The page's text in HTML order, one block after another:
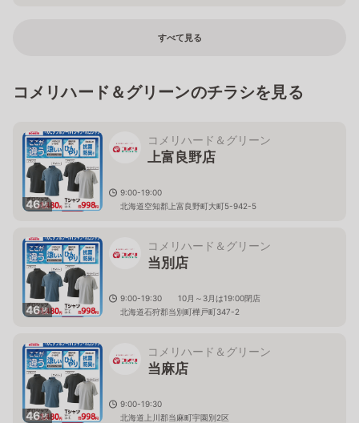
すべて見る
コメリハード＆グリーンのチラシを見る
46枚
コメリハード＆グリーン
上富良野店
9:00-19:00
北海道空知郡上富良野町大町5-942-5
46枚
コメリハード＆グリーン
当別店
9:00-19:30 10月～3月は19:00閉店
北海道石狩郡当別町樺戸町347-2
46枚
コメリハード＆グリーン
当麻店
9:00-19:30
北海道上川郡当麻町宇園別2区